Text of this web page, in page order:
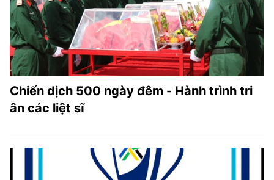
Chiến dịch 500 ngày đêm - Hành trình tri
ân các liệt sĩ